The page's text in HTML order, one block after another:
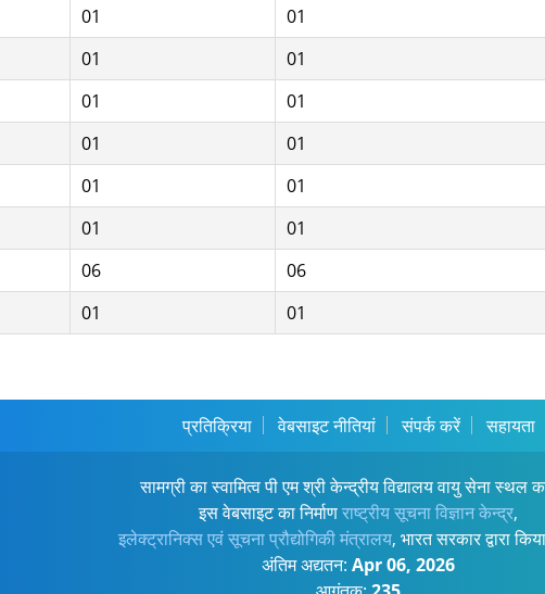
01 01
01 01
01 01
01 01
01 01
01 01
06 06
01 01
प्रतिक्रिया वेबसाइट नीतियां संपर्क करें सहायता
सामग्री का स्वामित्व पी एम श्री केन्द्रीय विद्यालय वायु सेना स्थल
इस वेबसाइट का निर्माणराष्ट्रीय सूचना विज्ञान केन्द्र,
इलेक्ट्रानिक्स एवं सूचना प्रौद्योगिकी मंत्रालय, भारत सरकार द्वारा
अंतिम अद्यतन: Apr 06, 2026